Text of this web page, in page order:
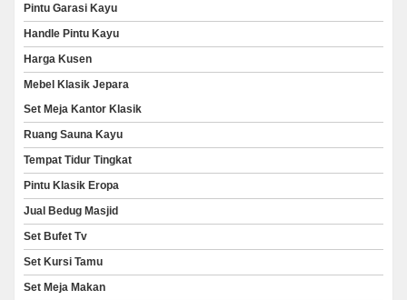
Pintu Garasi Kayu
Handle Pintu Kayu
Harga Kusen
Mebel Klasik Jepara
Set Meja Kantor Klasik
Ruang Sauna Kayu
Tempat Tidur Tingkat
Pintu Klasik Eropa
Jual Bedug Masjid
Set Bufet Tv
Set Kursi Tamu
Set Meja Makan